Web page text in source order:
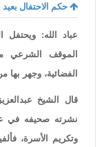
حكم الاحتفال بعيد
عباد الله:
الموقف الشرعي
الفضائية، وجهر
قال الشيخ
نشرته صحيفه في
وتكريم الأسرة،